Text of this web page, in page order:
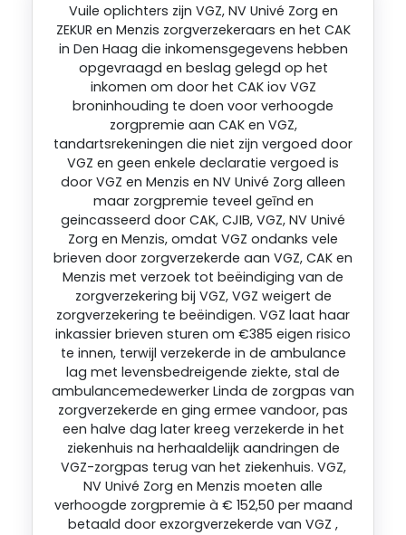
Vuile oplichters zijn VGZ, NV Univé Zorg en
ZEKUR en Menzis zorgverzekeraars en het CAK
in Den Haag die inkomensgegevens hebben
opgevraagd en beslag gelegd op het
inkomen om door het CAK iov VGZ
broninhouding te doen voor verhoogde
zorgpremie aan CAK en VGZ,
tandartsrekeningen die niet zijn vergoed door
VGZ en geen enkele declaratie vergoed is
door VGZ en Menzis en NV Univé Zorg alleen
maar zorgpremie teveel geīnd en
geincasseerd door CAK, CJIB, VGZ, NV Univé
Zorg en Menzis, omdat VGZ ondanks vele
brieven door zorgverzekerde aan VGZ, CAK en
Menzis met verzoek tot beëindiging van de
zorgverzekering bij VGZ, VGZ weigert de
zorgverzekering te beëindigen. VGZ laat haar
inkassier brieven sturen om €385 eigen risico
te innen, terwijl verzekerde in de ambulance
lag met levensbedreigende ziekte, stal de
ambulancemedewerker Linda de zorgpas van
zorgverzekerde en ging ermee vandoor, pas
een halve dag later kreeg verzekerde in het
ziekenhuis na herhaaldelijk aandringen de
VGZ-zorgpas terug van het ziekenhuis. VGZ,
NV Univé Zorg en Menzis moeten alle
verhoogde zorgpremie à € 152,50 per maand
betaald door exzorgverzekerde van VGZ ,